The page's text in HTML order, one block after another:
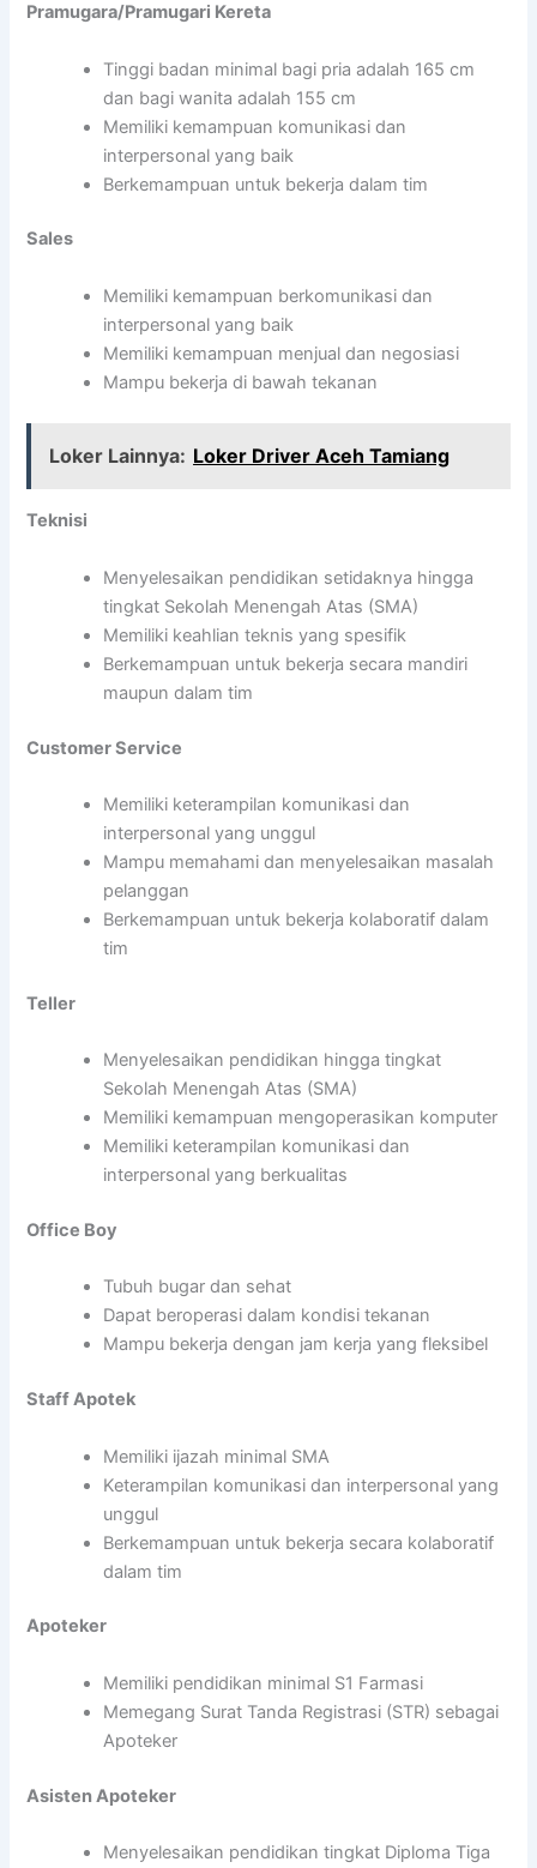
Pramugara/Pramugari Kereta
Tinggi badan minimal bagi pria adalah 165 cm
dan bagi wanita adalah 155 cm
Memiliki kemampuan komunikasi dan
interpersonal yang baik
Berkemampuan untuk bekerja dalam tim
Sales
Memiliki kemampuan berkomunikasi dan
interpersonal yang baik
Memiliki kemampuan menjual dan negosiasi
Mampu bekerja di bawah tekanan
Loker Lainnya: Loker Driver Aceh Tamiang
Teknisi
Menyelesaikan pendidikan setidaknya hingga
tingkat Sekolah Menengah Atas (SMA)
Memiliki keahlian teknis yang spesifik
Berkemampuan untuk bekerja secara mandiri
maupun dalam tim
Customer Service
Memiliki keterampilan komunikasi dan
interpersonal yang unggul
Mampu memahami dan menyelesaikan masalah
pelanggan
Berkemampuan untuk bekerja kolaboratif dalam
tim
Teller
Menyelesaikan pendidikan hingga tingkat
Sekolah Menengah Atas (SMA)
Memiliki kemampuan mengoperasikan komputer
Memiliki keterampilan komunikasi dan
interpersonal yang berkualitas
Office Boy
Tubuh bugar dan sehat
Dapat beroperasi dalam kondisi tekanan
Mampu bekerja dengan jam kerja yang fleksibel
Staff Apotek
Memiliki ijazah minimal SMA
Keterampilan komunikasi dan interpersonal yang
unggul
Berkemampuan untuk bekerja secara kolaboratif
dalam tim
Apoteker
Memiliki pendidikan minimal S1 Farmasi
Memegang Surat Tanda Registrasi (STR) sebagai
Apoteker
Asisten Apoteker
Menyelesaikan pendidikan tingkat Diploma Tiga